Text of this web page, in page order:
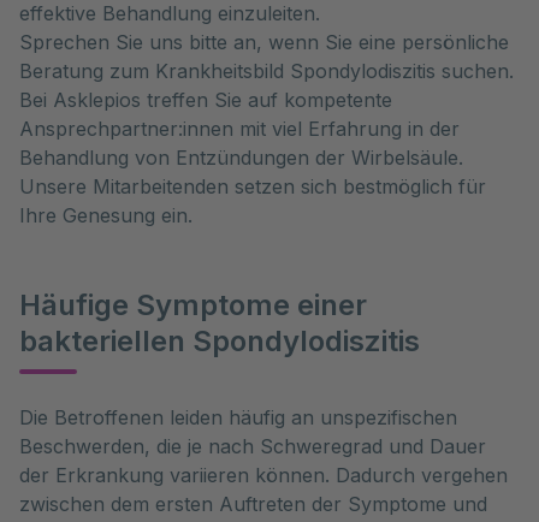
effektive Behandlung einzuleiten.
Sprechen Sie uns bitte an, wenn Sie eine persönliche
Beratung zum Krankheitsbild Spondylodiszitis suchen.
Bei Asklepios treffen Sie auf kompetente
Ansprechpartner:innen mit viel Erfahrung in der
Behandlung von Entzündungen der Wirbelsäule.
Unsere Mitarbeitenden setzen sich bestmöglich für
Ihre Genesung ein.
Häufige Symptome einer
bakteriellen Spondylodiszitis
Die Betroffenen leiden häufig an unspezifischen
Beschwerden, die je nach Schweregrad und Dauer
der Erkrankung variieren können. Dadurch vergehen
zwischen dem ersten Auftreten der Symptome und